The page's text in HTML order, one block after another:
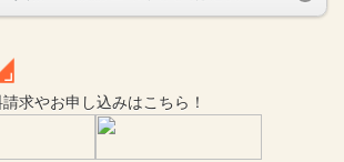
請求やお申し込みはこちら！